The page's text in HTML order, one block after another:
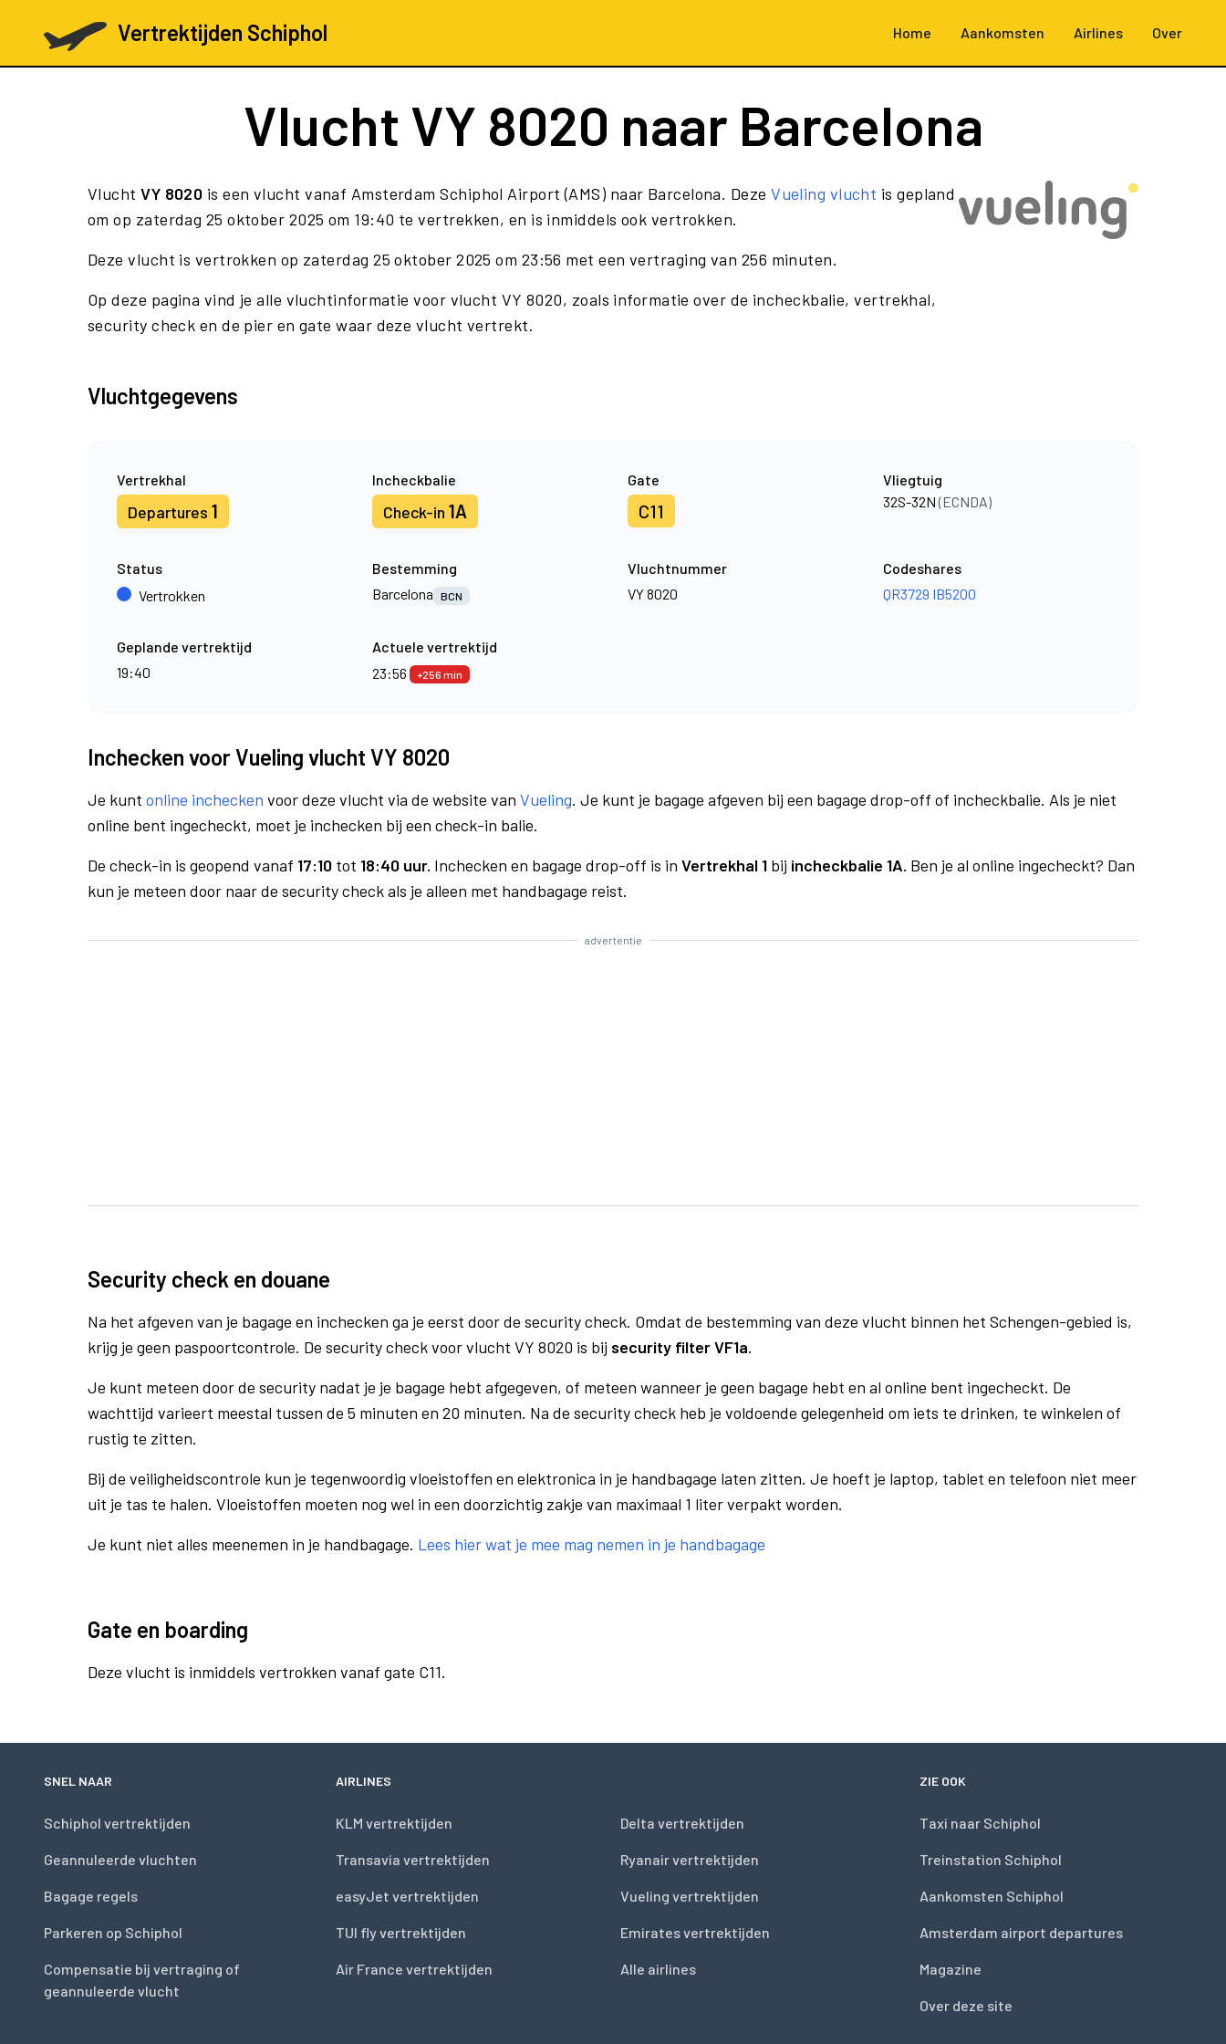
Vertrektijden Schiphol Home Aankomsten Airlines Over
Vlucht VY 8020 naar Barcelona
VluchtVY 8020 is een vlucht vanaf Amsterdam Schiphol Airport (AMS) naar Barcelona. DezeVueling vlucht is gepland
om op zaterdag 25 oktober 2025 om 19:40 te vertrekken, en is inmiddels ook vertrokken.
Deze vlucht is vertrokken op zaterdag 25 oktober 2025 om 23:56 met een vertraging van 256 minuten.
Op deze pagina vind je alle vluchtinformatie voor vlucht VY 8020, zoals informatie over de incheckbalie, vertrekhal,
security check en de pier en gate waar deze vlucht vertrekt.
Vluchtgegevens
Vertrekhal
Departures 1
Incheckbalie
Check-in 1A
Gate
C11
Vliegtuig
32S-32N(ECNDA)
Status
Vertrokken
Bestemming
Barcelona
BCN
Vluchtnummer
VY 8020
Codeshares
QR3729 IB5200
Geplande vertrektijd
19:40
Actuele vertrektijd
23:56
+256 min
Inchecken voor Vueling vlucht VY 8020
Je kunt online inchecken voor deze vlucht via de website van Vueling. Je kunt je bagage afgeven bij een bagage drop-off of incheckbalie. Als je niet
online bent ingecheckt, moet je inchecken bij een check-in balie.
De check-in is geopend vanaf 17:10 tot 18:40 uur. Inchecken en bagage drop-off is in Vertrekhal 1 bij incheckbalie 1A. Ben je al online ingecheckt? Dan
kun je meteen door naar de security check als je alleen met handbagage reist.
advertentie
Security check en douane
Na het afgeven van je bagage en inchecken ga je eerst door de security check. Omdat de bestemming van deze vlucht binnen het Schengen-gebied is,
krijg je geen paspoortcontrole. De security check voor vlucht VY 8020 is bij security filter VF1a.
Je kunt meteen door de security nadat je je bagage hebt afgegeven, of meteen wanneer je geen bagage hebt en al online bent ingecheckt. De
wachttijd varieert meestal tussen de 5 minuten en 20 minuten. Na de security check heb je voldoende gelegenheid om iets te drinken, te winkelen of
rustig te zitten.
Bij de veiligheidscontrole kun je tegenwoordig vloeistoffen en elektronica in je handbagage laten zitten. Je hoeft je laptop, tablet en telefoon niet meer
uit je tas te halen. Vloeistoffen moeten nog wel in een doorzichtig zakje van maximaal 1 liter verpakt worden.
Je kunt niet alles meenemen in je handbagage. Lees hier wat je mee mag nemen in je handbagage
Gate en boarding
Deze vlucht is inmiddels vertrokken vanaf gate C11.
SNEL NAAR
Schiphol vertrektijden
Geannuleerde vluchten
Bagage regels
Parkeren op Schiphol
Compensatie bij vertraging of
geannuleerde vlucht
AIRLINES
KLM vertrektijden
Transavia vertrektijden
easyJet vertrektijden
TUI fly vertrektijden
Air France vertrektijden
Delta vertrektijden
Ryanair vertrektijden
Vueling vertrektijden
Emirates vertrektijden
Alle airlines
ZIE OOK
Taxi naar Schiphol
Treinstation Schiphol
Aankomsten Schiphol
Amsterdam airport departures
Magazine
Over deze site